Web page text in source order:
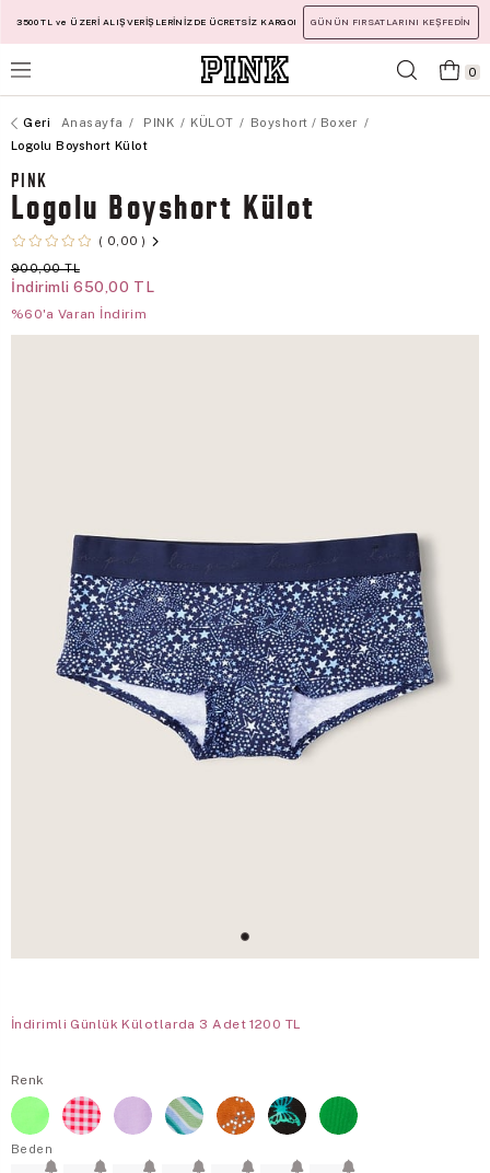
3500 TL ve ÜZERİ ALIŞVERİŞLERİNİZDE ÜCRETSİZ KARGO! GÜNÜN FIRSATLARINI KEŞFEDİN
0
Anasayfa PINK KÜLOT
Boyshort / Boxer
Logolu Boyshort Külot
PINK
Logolu Boyshort Külot
0,00
900,00 TL
İndirimli 650,00 TL
%60'a Varan İndirim
İndirimli Günlük Külotlarda 3 Adet 1200 TL
Renk
Beden